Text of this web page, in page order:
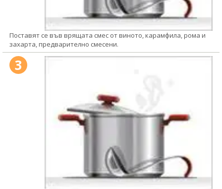
Поставят се във врящата смес от виното, карамфила, рома и
захарта, предварително смесени.
3